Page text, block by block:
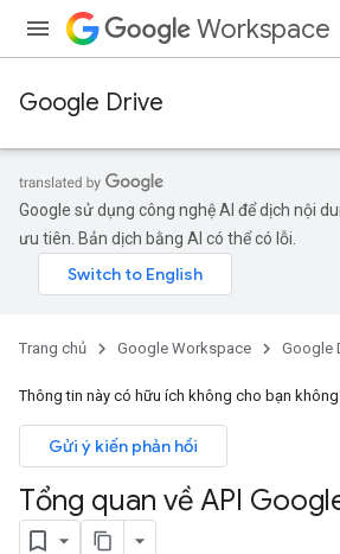
Workspace
Google Drive
Google sử dụng công nghệ AI để dịch nội
ưu tiên. Bản dịch bằng AI có thể có lỗi.
Trang chủ Google Workspace Google
Thông tin này có hữu ích không cho bạn
Gửi ý kiến phản hồi
Tổng quan về API